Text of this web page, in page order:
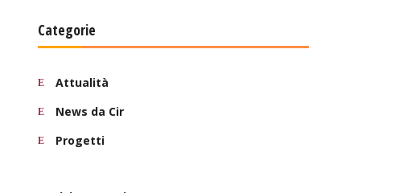
Categorie
Attualità
News da Cir
Progetti